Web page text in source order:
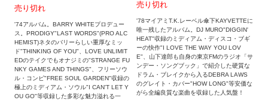
売り切れ
'74アルバム。BARRY WHITEプロデュー
ス。PRODIGY"LAST WORDS"(PRO ALC
HEMIST)ネタのバリーらしい重厚なミッ
ド"THINKING OF YOU"、LOVE UNLIMIT
EDのテイクでもオナジミの"STRANGE FU
NKY GAMES AND THINGS"、フリーソウ
ル・コンピ"FREE SOUL GARDEN"収録の
極上のミディアム・ソウル"I CAN'T LET Y
OU GO"等収録した多彩な魅力溢れる一
売り切れ
'78マイアミT.K.レーベル傘下KAYVETTEに
唯一残したアルバム。DJ MURO"DIGGIN'
HEAT"収録のミディアム・ディスコ・ブギ
ーの快作"I LOVE THE WAY YOU LOV
E"、山下達郎も自身の東京FMのラジオ「サ
ンデー・ソングブック」で紹介した硬質な
ドラム・ブレイクから入るDEBRA LAWS
のグレイト・カバー"HOW LONG"等安価な
がら全編良質な楽曲を収録した人気盤！